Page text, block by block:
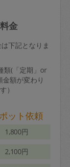
金
下記となりま
類(「定期」or
金額が変わり
）
ット依頼
1,800円
2,100円